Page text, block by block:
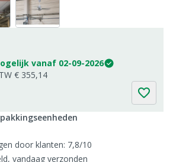
vanaf 02-09-2026
€ 355,14
door klanten: 7,8/10
vandaag verzonden